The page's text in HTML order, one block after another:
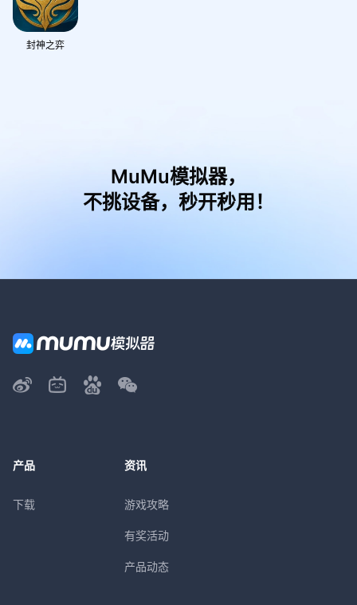
封神之弈
MuMu模拟器，
不挑设备，秒开秒用！
产品
下载
资讯
游戏攻略
有奖活动
产品动态